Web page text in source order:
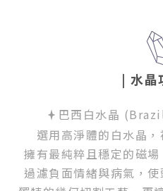
| 水晶
巴西白水晶
選用高淨體的白水晶
擁有最純粹且穩定的磁
過濾負面情緒與病氣，